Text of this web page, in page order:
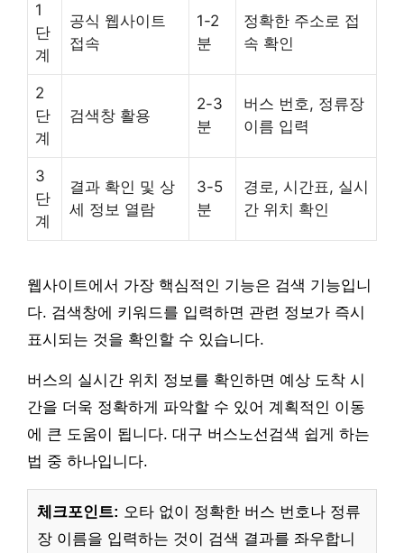
1
단
계
공식 웹사이트
접속
1-2
분
정확한 주소로 접
속 확인
2
단
계
검색창 활용
2-3
분
버스 번호, 정류장
이름 입력
3
단
계
결과 확인 및 상
세 정보 열람
3-5
분
경로, 시간표, 실시
간 위치 확인
웹사이트에서 가장 핵심적인 기능은 검색 기능입니
다. 검색창에 키워드를 입력하면 관련 정보가 즉시
표시되는 것을 확인할 수 있습니다.
버스의 실시간 위치 정보를 확인하면 예상 도착 시
간을 더욱 정확하게 파악할 수 있어 계획적인 이동
에 큰 도움이 됩니다. 대구 버스노선검색 쉽게 하는
법 중 하나입니다.
체크포인트: 오타 없이 정확한 버스 번호나 정류
장 이름을 입력하는 것이 검색 결과를 좌우합니